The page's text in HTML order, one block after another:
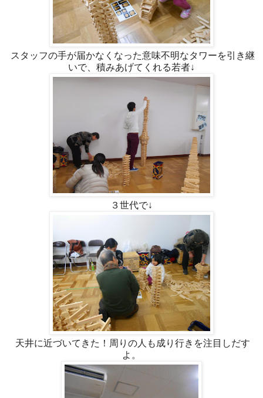
スタッフの手が届かなくなった意味不明なタワーを引き継
いで、積みあげてくれる若者↓
３世代で↓
天井に近づいてきた！周りの人も成り行きを注目しだす
よ。